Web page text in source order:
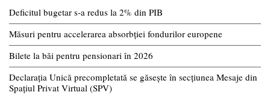
Deficitul bugetar s-a redus la 2% din PIB
Măsuri pentru accelerarea absorbției fondurilor europene
Bilete la băi pentru pensionari în 2026
Declarația Unică precompletată se găsește în secțiunea Mesaje din
Spațiul Privat Virtual (SPV)